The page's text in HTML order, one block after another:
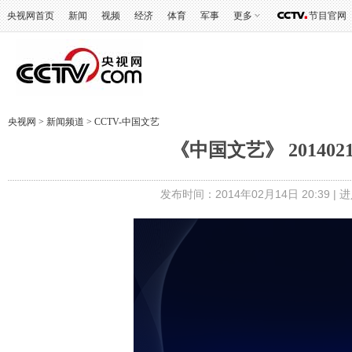
央视网首页 新闻 视频 经济 体育 军事 更多 节目官网
央视网 > 新闻频道 > CCTV-中国文艺
《中国文艺》
发布时间：2014年02月14日 20:39 |